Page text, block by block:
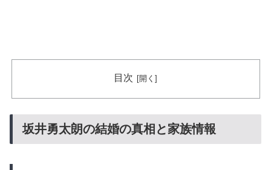
目次
坂井勇太朗の結婚の真相と家族情報